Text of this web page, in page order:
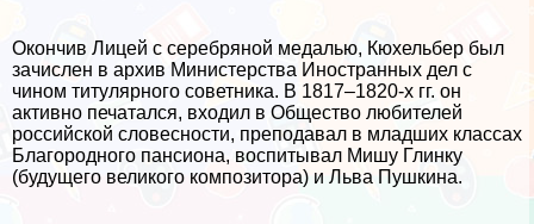
Окончив Лицей с серебряной медалью, Кюхельбер был
зачислен в архив Министерства Иностранных дел с
чином титулярного советника. В 1817–1820-х гг. он
активно печатался, входил в Общество любителей
российской словесности, преподавал в младших классах
Благородного пансиона, воспитывал Мишу Глинку
(будущего великого композитора) и Льва Пушкина.